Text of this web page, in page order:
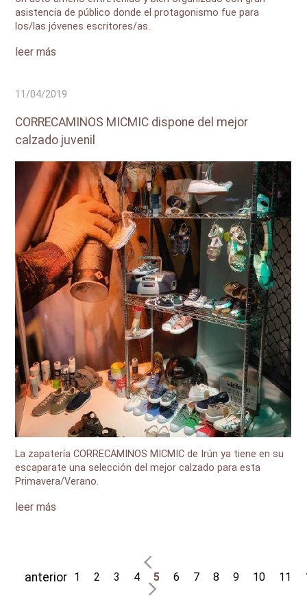
asistencia de público donde el protagonismo fue para
los/las jóvenes escritores/as.
leer más
11/04/2019
CORRECAMINOS MICMIC dispone del mejor
calzado juvenil
La zapatería CORRECAMINOS MICMIC de Irún ya tiene en su
escaparate una selección del mejor calzado para esta
Primavera/Verano.
leer más
anterior 1 2 3 4 5 6 7 8 9 10 11